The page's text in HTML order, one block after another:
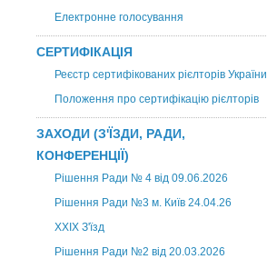
Електронне голосування
СЕРТИФІКАЦІЯ
Реєстр сертифікованих рієлторів України
Положення про сертифікацію рієлторів
ЗАХОДИ (З'ЇЗДИ, РАДИ,
КОНФЕРЕНЦІЇ)
Рішення Ради № 4 від 09.06.2026
Рішення Ради №3 м. Київ 24.04.26
XXІХ З'їзд
Рішення Ради №2 від 20.03.2026